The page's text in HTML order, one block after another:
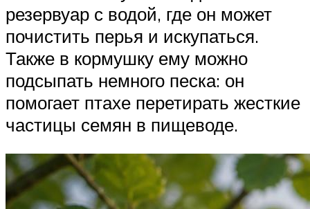
резервуар с водой, где он может
почистить перья и искупаться.
Также в кормушку ему можно
подсыпать немного песка: он
помогает птахе перетирать жесткие
частицы семян в пищеводе.